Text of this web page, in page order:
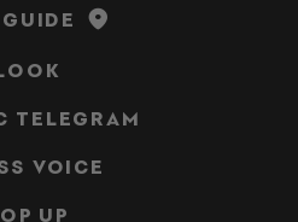
TELEGRAM
VOICE
UP